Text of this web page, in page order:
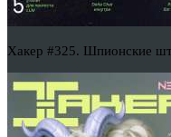
Хакер #325. Шпионские